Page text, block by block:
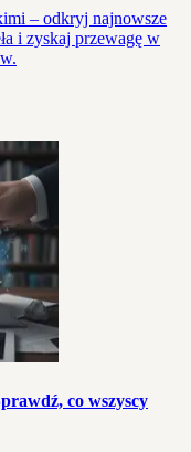
– odkryj najnowsze
i zyskaj przewagę w
co wszyscy